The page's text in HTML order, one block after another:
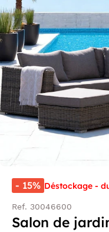
- 15% Déstockage -
Ref. 30046600
Salon de